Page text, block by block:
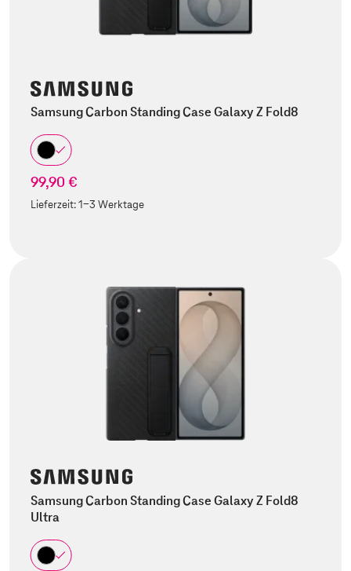
Samsung Carbon Standing Case Galaxy Z Fold8
99,90 €
Lieferzeit:1-3 Werktage
Samsung Carbon Standing Case Galaxy Z Fold8
Ultra